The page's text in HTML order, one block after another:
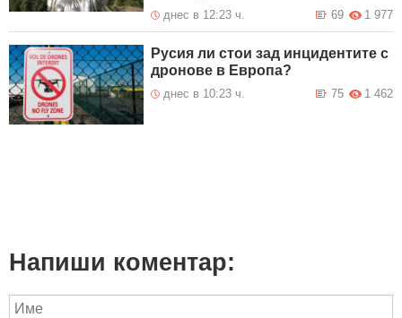
днес в 12:23 ч. 1 977
69
Русия ли стои зад инцидентите с
дронове в Европа?
днес в 10:23 ч. 1 462
75
Напиши коментар: